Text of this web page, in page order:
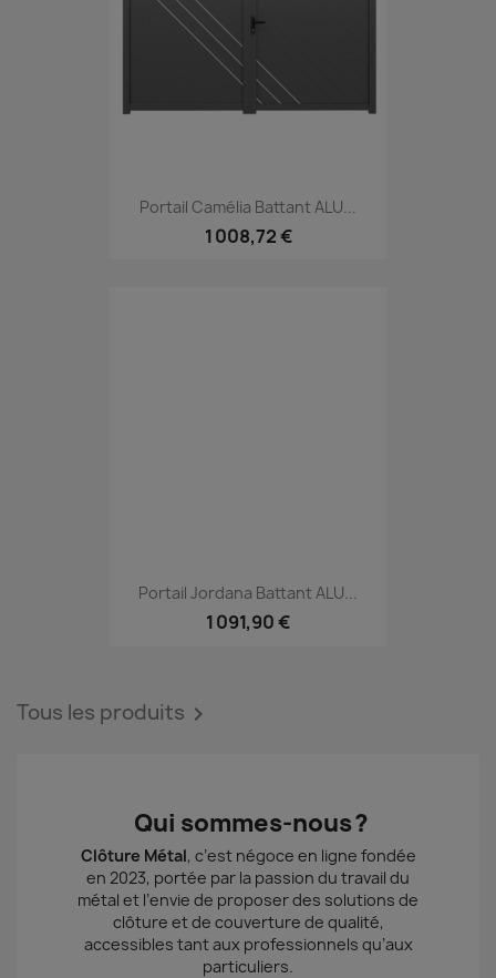
Portail Camélia Battant ALU...
1 008,72 €
Portail Jordana Battant ALU...
1 091,90 €
Tous les produits 
Qui sommes‑nous ?
Clôture Métal, c’est négoce en ligne fondée
en 2023, portée par la passion du travail du
métal et l’envie de proposer des solutions de
clôture et de couverture de qualité,
accessibles tant aux professionnels qu’aux
particuliers.